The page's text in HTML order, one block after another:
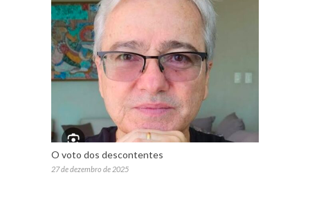
O voto dos descontentes
27 de dezembro de 2025